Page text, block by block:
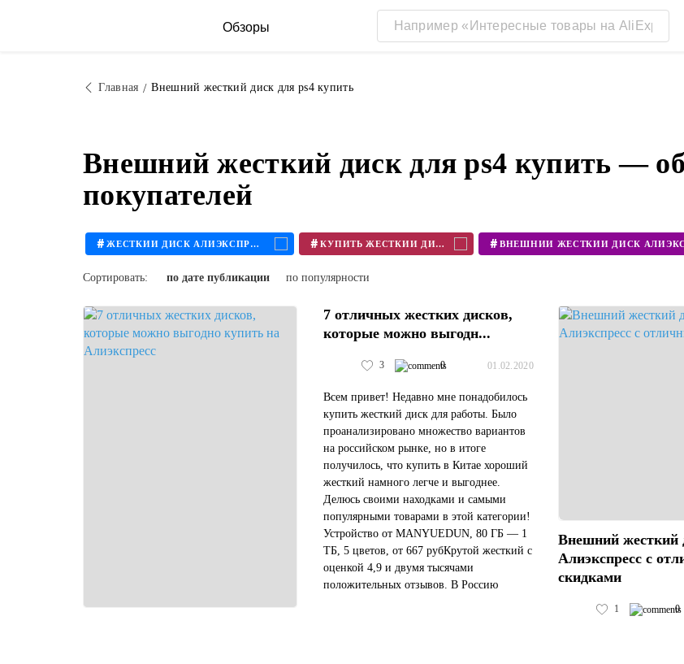
Обзоры
Главная Внешний жесткий диск для ps4 купить
Внешний жесткий диск для ps4 купить —
покупателей
# ЖЕСТКИЙ ДИСК АЛИЭКСПРЕСС # КУПИТЬ ЖЕСТКИЙ ДИСК #
Сортировать: по дате публикации по популярности
7 отличных жестких дисков,
которые можно выгодн...
3 0 01.02.2020
Всем привет! Недавно мне понадобилось
купить жесткий диск для работы. Было
проанализировано множество вариантов
на российском рынке, но в итоге
получилось, что купить в Китае хороший
жесткий намного легче и выгоднее.
Делюсь своими находками и самыми
популярными товарами в этой категории!
Устройство от MANYUEDUN, 80 ГБ — 1
ТБ, 5 цветов, от 667 рубКрутой жесткий с
оценкой 4,9 и двумя тысячами
положительных отзывов. В Россию
Внешний жесткий
Алиэкспресс с
скидками
1 0